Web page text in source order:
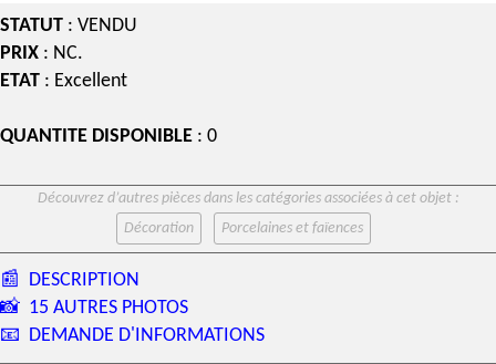
STATUT : VENDU
PRIX : NC.
ETAT : Excellent
QUANTITE DISPONIBLE : 0
Découvrez d’autres pièces dans les catégories associées à cet objet :
Décoration
Porcelaines et faïences
📰 DESCRIPTION
📸 15 AUTRES PHOTOS
📧 DEMANDE D'INFORMATIONS